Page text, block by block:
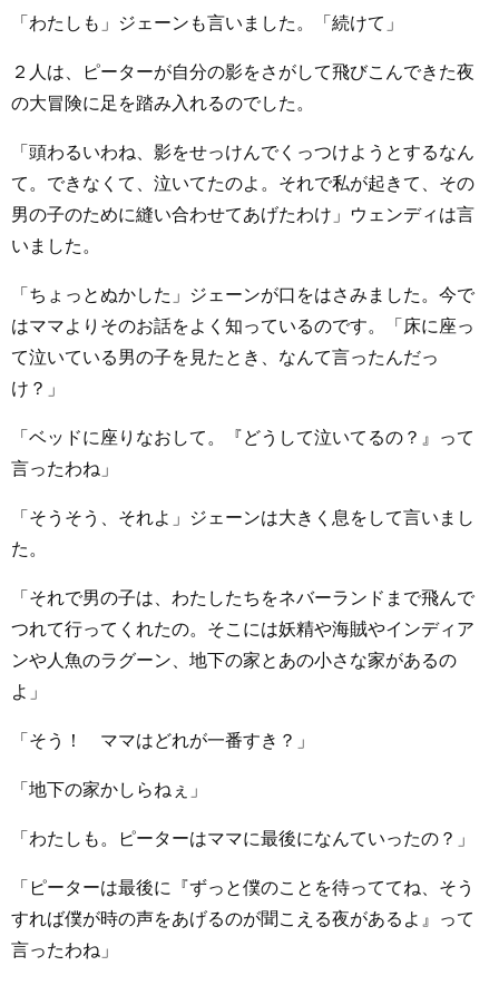
「わたしも」ジェーンも言いました。「続けて」
２人は、ピーターが自分の影をさがして飛びこんできた夜
の大冒険に足を踏み入れるのでした。
「頭わるいわね、影をせっけんでくっつけようとするなん
て。できなくて、泣いてたのよ。それで私が起きて、その
男の子のために縫い合わせてあげたわけ」ウェンディは言
いました。
「ちょっとぬかした」ジェーンが口をはさみました。今で
はママよりそのお話をよく知っているのです。「床に座っ
て泣いている男の子を見たとき、なんて言ったんだっ
け？」
「ベッドに座りなおして。『どうして泣いてるの？』って
言ったわね」
「そうそう、それよ」ジェーンは大きく息をして言いまし
た。
「それで男の子は、わたしたちをネバーランドまで飛んで
つれて行ってくれたの。そこには妖精や海賊やインディア
ンや人魚のラグーン、地下の家とあの小さな家があるの
よ」
「そう！ ママはどれが一番すき？」
「地下の家かしらねぇ」
「わたしも。ピーターはママに最後になんていったの？」
「ピーターは最後に『ずっと僕のことを待っててね、そう
すれば僕が時の声をあげるのが聞こえる夜があるよ』って
言ったわね」